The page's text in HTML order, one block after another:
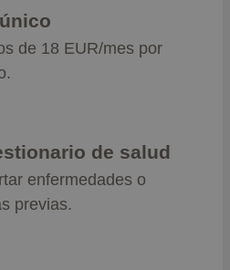
de 18 EUR/mes por
de salud
enfermedades o
previas.